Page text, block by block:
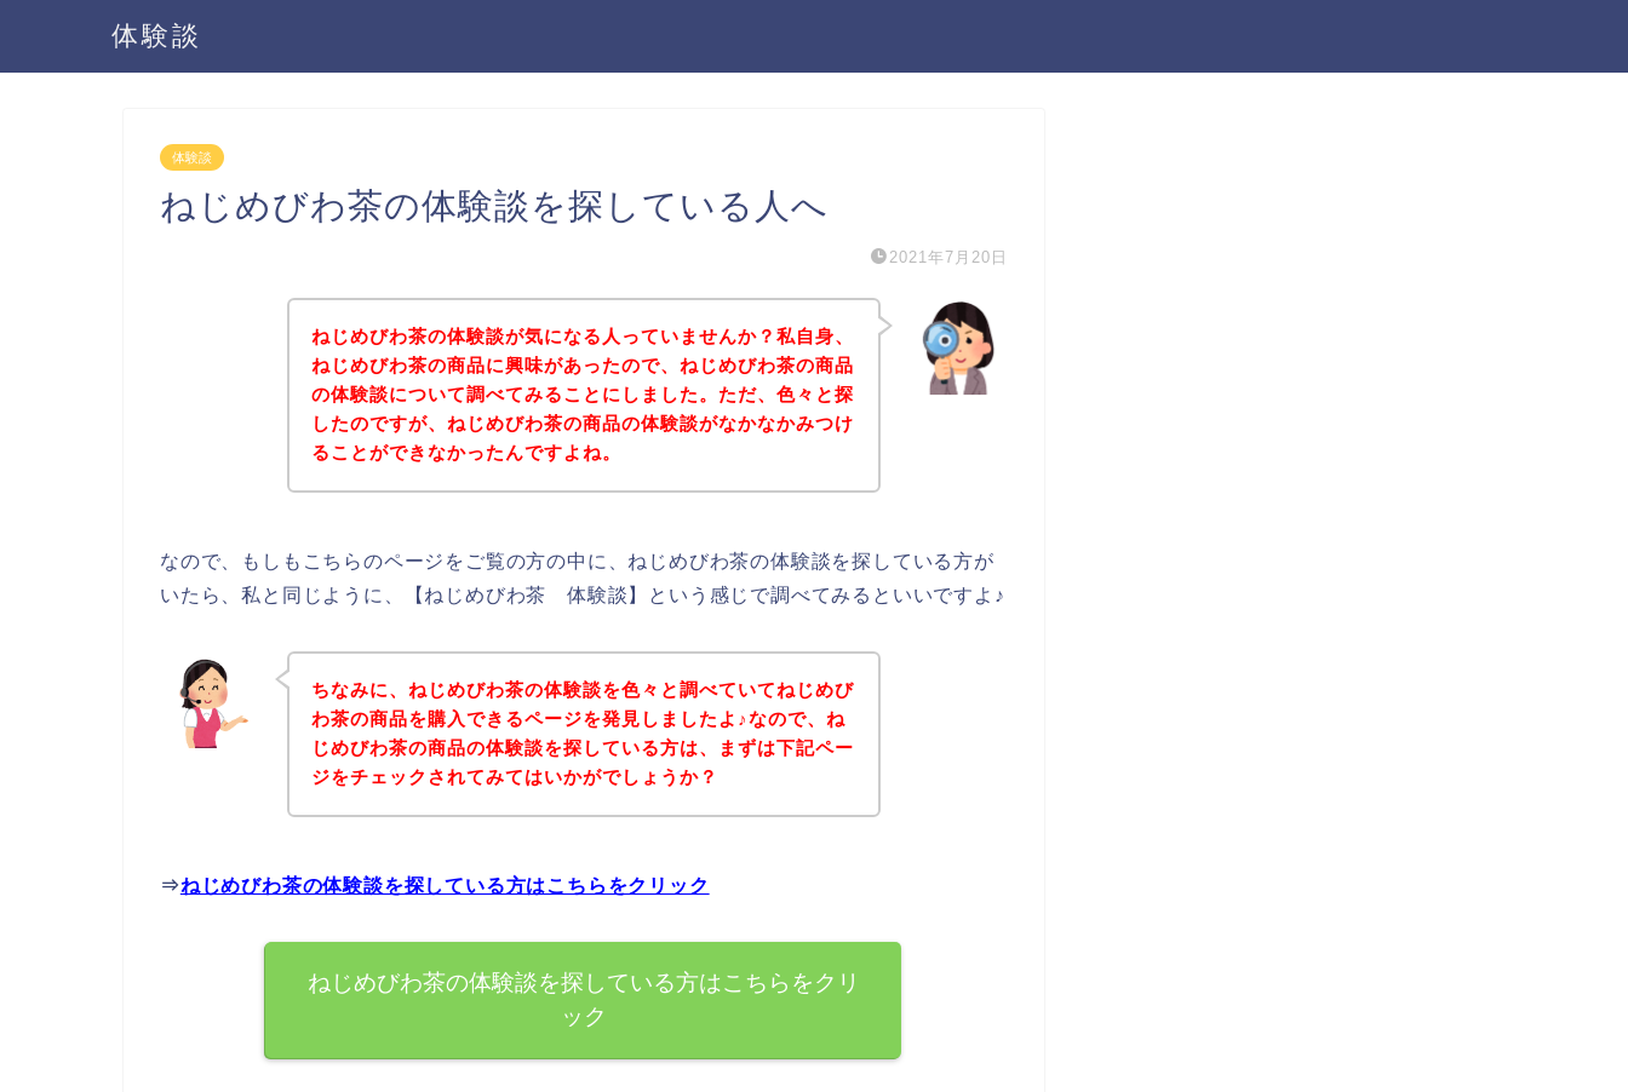
体験談
体験談
ねじめびわ茶の体験談を探している人へ
2021年7月20日
ねじめびわ茶の体験談が気になる人っていませんか？私自身、
ねじめびわ茶の商品に興味があったので、ねじめびわ茶の商品
の体験談について調べてみることにしました。ただ、色々と探
したのですが、ねじめびわ茶の商品の体験談がなかなかみつけ
ることができなかったんですよね。
なので、もしもこちらのページをご覧の方の中に、ねじめびわ茶の体験談を探している方が
いたら、私と同じように、【ねじめびわ茶 体験談】という感じで調べてみるといいですよ♪
ちなみに、ねじめびわ茶の体験談を色々と調べていてねじめび
わ茶の商品を購入できるページを発見しましたよ♪なので、ね
じめびわ茶の商品の体験談を探している方は、まずは下記ペー
ジをチェックされてみてはいかがでしょうか？
⇒ねじめびわ茶の体験談を探している方はこちらをクリック
ねじめびわ茶の体験談を探している方はこちらをクリ
ック